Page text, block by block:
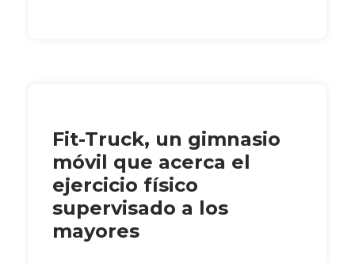
Fit-Truck, un gimnasio
móvil que acerca el
ejercicio físico
supervisado a los
mayores